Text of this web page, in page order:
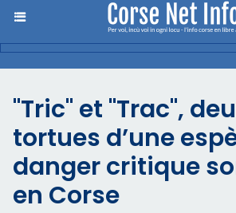
"Tric" et "Trac",
tortues d’une
danger critique
en Corse